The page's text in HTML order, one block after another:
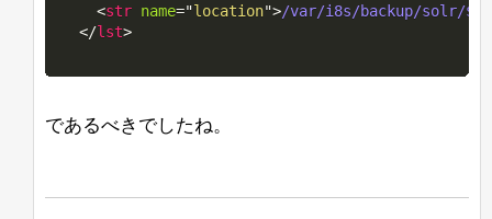
<str name="location">/var/i8s/backup/solr/
</lst>
であるべきでしたね。